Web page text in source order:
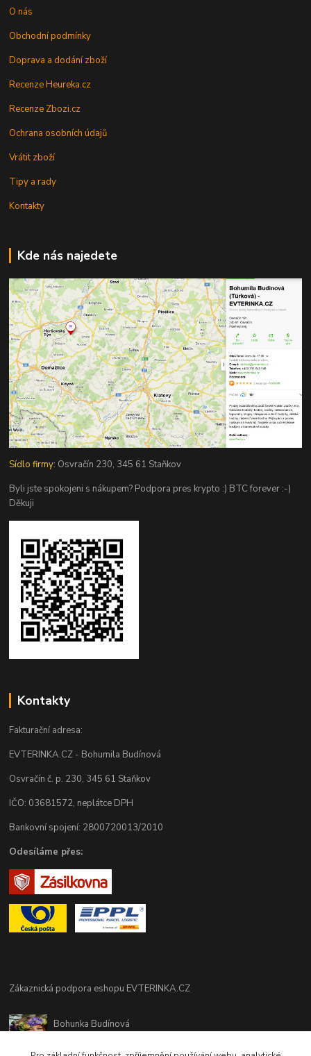
O nás
Obchodní podmínky
Doprava a dodání zboží
Recenze Heureka.cz
Recenze Zbozi.cz
Ochrana osobních údajů
Vrátit zboží
Tipy a rady
Kontakty
Kde nás najedete
Sídlo firmy: Osvračín 230, 345 61 Staňkov
Byli jste spokojeni s nákupem? Podpora pres krypto :) BTC forever :-)
Děkuji
Kontakty
Fakturační adresa:
EVTERINKA.CZ - Bohumila Budínová
Osvračín č. p. 230, 345 61 Staňkov
IČO: 03681572, neplátce DPH
Bankovní spojení: 2800720013/2010
Odesíláme přes:
Zákaznická podpora eshopu EVTERINKA.CZ
Bohunka Budínová
(Po-Pá - 9:00-17:00hod, So 8:00-12:00hod)